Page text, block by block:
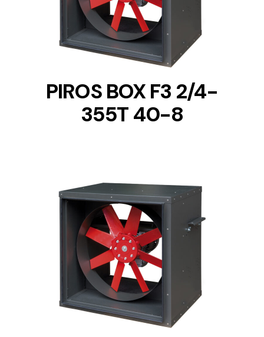
PIROS BOX F3 2/4-
355T 40-8
DETAILS